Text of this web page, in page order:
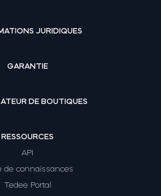
JURIDIQUES
GARANTIE
DE BOUTIQUES
RESSOURCES
API
de connaissances
Tedee Portal